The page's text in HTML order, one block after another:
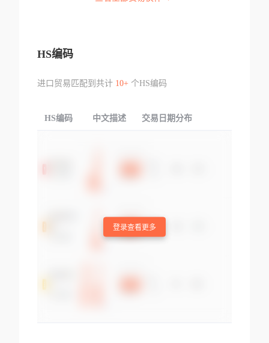
HS编码
进口贸易匹配到共计 10+个HS编码
HS编码 中文描述 交易日期分布
登录查看更多